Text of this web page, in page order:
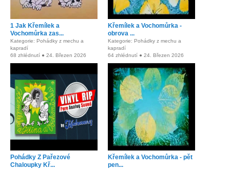
1 Jak Křemílek a
Vochomůrka zas...
Kategorie: Pohádky z mechu a
kapradí
68 zhlédnutí ● 24. Březen 2026
Křemílek a Vochomůrka -
obrova ...
Kategorie: Pohádky z mechu a
kapradí
64 zhlédnutí ● 24. Březen 2026
Pohádky Z Pařezové
Chaloupky Kř...
Křemílek a Vochomůrka - pět
pen...